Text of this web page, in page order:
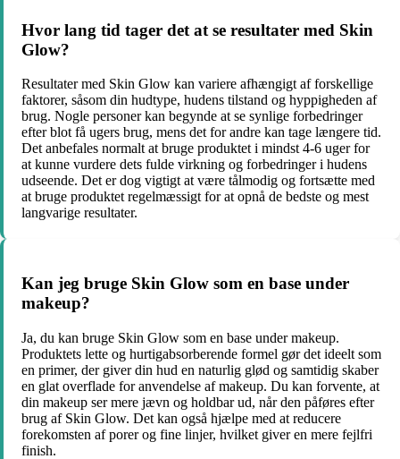
Hvor lang tid tager det at se resultater med Skin
Glow?
Resultater med Skin Glow kan variere afhængigt af forskellige
faktorer, såsom din hudtype, hudens tilstand og hyppigheden af
brug. Nogle personer kan begynde at se synlige forbedringer
efter blot få ugers brug, mens det for andre kan tage længere tid.
Det anbefales normalt at bruge produktet i mindst 4-6 uger for
at kunne vurdere dets fulde virkning og forbedringer i hudens
udseende. Det er dog vigtigt at være tålmodig og fortsætte med
at bruge produktet regelmæssigt for at opnå de bedste og mest
langvarige resultater.
Kan jeg bruge Skin Glow som en base under
makeup?
Ja, du kan bruge Skin Glow som en base under makeup.
Produktets lette og hurtigabsorberende formel gør det ideelt som
en primer, der giver din hud en naturlig glød og samtidig skaber
en glat overflade for anvendelse af makeup. Du kan forvente, at
din makeup ser mere jævn og holdbar ud, når den påføres efter
brug af Skin Glow. Det kan også hjælpe med at reducere
forekomsten af porer og fine linjer, hvilket giver en mere fejlfri
finish.